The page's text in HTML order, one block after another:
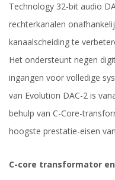
Technology 32-bit audio
rechterkanalen
kanaalscheiding te
Het ondersteunt negen
ingangen voor volledige
van Evolution DAC-2 is
behulp van C-Core-
hoogste prestatie-eisen
C-core transformator